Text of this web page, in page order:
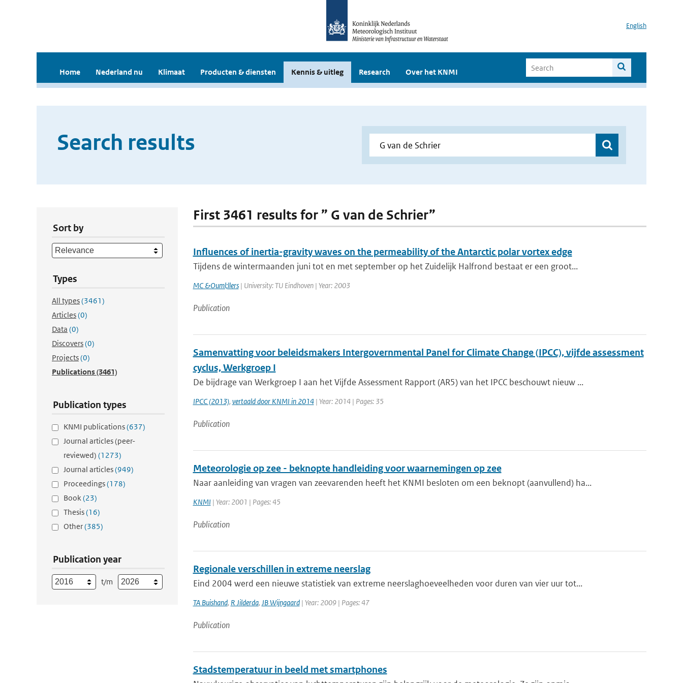
English
Home Nederland nu Klimaat Producten & diensten Kennis & uitleg Research Over het KNMI
Search results
Sort by
Types
All types(3461)
Articles(0)
Data (0)
Discovers(0)
Projects(0)
Publications(3461)
Publication types
KNMI publications(637)
Journal articles (peer-
reviewed) (1273)
Journal articles(949)
Proceedings(178)
Book(23)
Thesis(16)
Other(385)
Publication year
t/m
First 3461 results for ” G van de Schrier”
Influences of inertia-gravity waves on the permeability of the Antarctic polar vortex edge
Tijdens de wintermaanden juni tot en met september op het Zuidelijk Halfrond bestaat er een groot...
MC &Ouml;llers| University: TU Eindhoven | Year: 2003
Publication
Samenvatting voor beleidsmakers Intergovernmental Panel for Climate Change (IPCC), vijfde assessment
cyclus, Werkgroep I
De bijdrage van Werkgroep I aan het Vijfde Assessment Rapport (AR5) van het IPCC beschouwt nieuw ...
IPCC (2013), vertaald door KNMI in 2014| Year: 2014 | Pages: 35
Publication
Meteorologie op zee - beknopte handleiding voor waarnemingen op zee
Naar aanleiding van vragen van zeevarenden heeft het KNMI besloten om een beknopt (aanvullend) ha...
KNMI | Year: 2001 | Pages: 45
Publication
Regionale verschillen in extreme neerslag
Eind 2004 werd een nieuwe statistiek van extreme neerslaghoeveelheden voor duren van vier uur tot...
TA Buishand, R Jilderda, JB Wijngaard| Year: 2009 | Pages: 47
Publication
Stadstemperatuur in beeld met smartphones